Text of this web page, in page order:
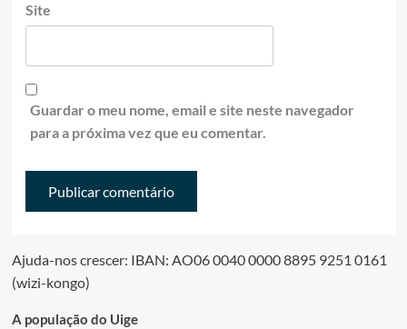
Site
Guardar o meu nome, email e site neste navegador
para a próxima vez que eu comentar.
Ajuda-nos crescer: IBAN: AO06 0040 0000 8895 9251 0161
(wizi-kongo)
A população do Uige